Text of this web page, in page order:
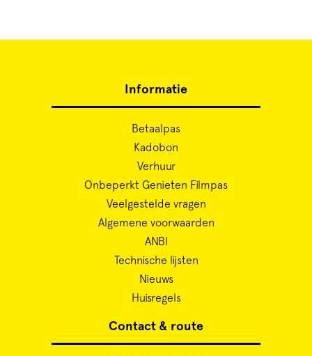
Informatie
Betaalpas
Kadobon
Verhuur
Onbeperkt Genieten Filmpas
Veelgestelde vragen
Algemene voorwaarden
ANBI
Technische lijsten
Nieuws
Huisregels
Contact & route